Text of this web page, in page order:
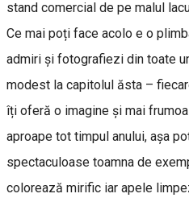
stand comercial de pe malul
Ce mai poți face acolo e o
admiri și fotografiezi din toate
modest la capitolul ăsta –
îți oferă o imagine și mai
aproape tot timpul anului, așa
spectaculoase toamna de
colorează mirific iar apele